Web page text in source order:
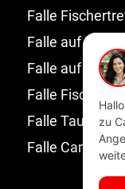
Falle
Falle auf
Falle auf
Falle
Falle
Falle
zu